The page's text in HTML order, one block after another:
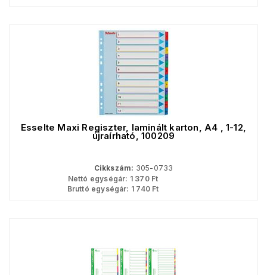
Esselte Maxi Regiszter, laminált karton, A4 , 1-12,
újraírható, 100209
Cikkszám: 305-0733
Nettó egységár: 1 370Ft
Bruttó egységár: 1 740Ft